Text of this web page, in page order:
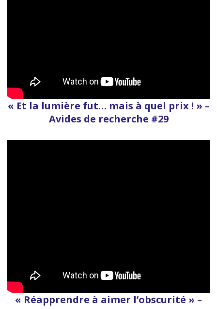
« Et la lumière fut… mais à quel prix ! » –
Avides de recherche #29
« Réapprendre à aimer l’obscurité » –